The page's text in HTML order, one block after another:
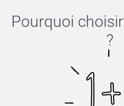
Pourquoi choisir
?